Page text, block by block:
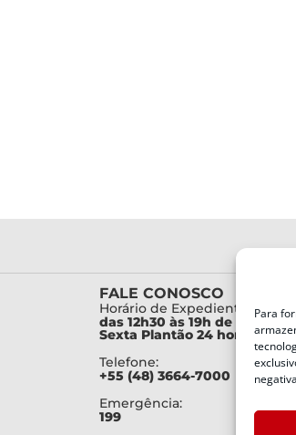
Para
FALE CONOSCO
Horário de Expediente:
das 12h30 às 19h de
Sexta Plantão 24 horas
Telefone:
+55 (48) 3664-7000
Emergência:
199